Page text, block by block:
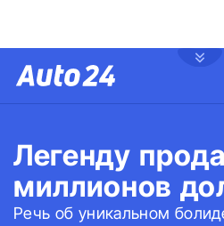
Легенду
миллионов
Речь об уникальном